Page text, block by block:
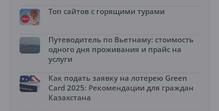
Топ сайтов с горящими турами
Путеводитель по Вьетнаму: стоимость
одного дня проживания и прайс на
услуги
Как подать заявку на лотерею Green
Card 2025: Рекомендации для граждан
Казахстана